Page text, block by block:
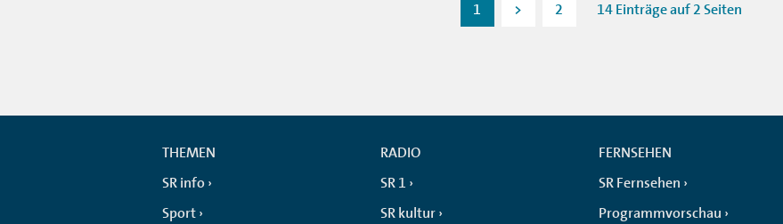
1 > 2 14 Einträge auf 2 Seiten
THEMEN
SR info
Sport
RADIO
SR 1
SR kultur
FERNSEHEN
SR Fernsehen
Programmvorschau